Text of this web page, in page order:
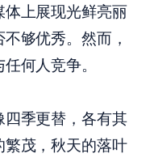
上展现光鲜亮丽
够优秀。然而，
何人竞争。
季更替，各有其
繁茂，秋天的落叶